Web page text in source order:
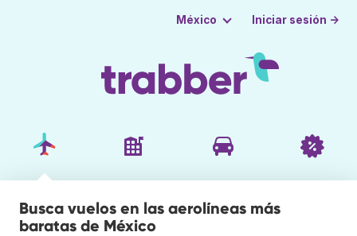
México Iniciar sesión →
Busca vuelos en las aerolíneas más
baratas de México